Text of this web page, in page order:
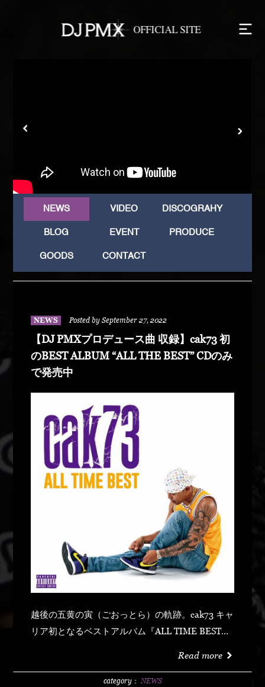
NEWS VIDEO DISCOGRAHY
BLOG EVENT PRODUCE
GOODS CONTACT
NEWS Posted by September 27, 2022
【DJ PMXプロデュース曲 収録】cak73 初
のBEST ALBUM “ALL THE BEST” CDのみ
で発売中
越後の五黄の寅（ごおっとら）の軌跡。cak73 キャ
リア初となるベストアルバム『ALL TIME BEST』
シックナンバー「Don't Forget Da Roots」に
Read more
category： NEWS